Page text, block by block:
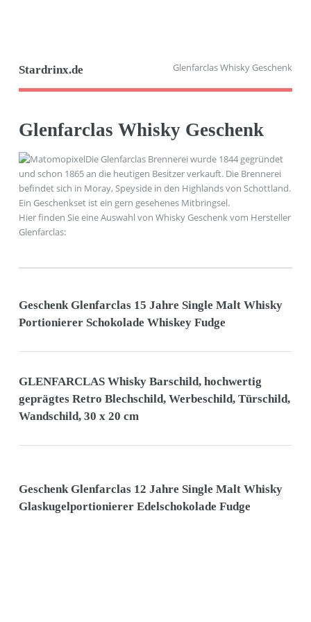
Stardrinx.de Glenfarclas Whisky Geschenk
Glenfarclas Whisky Geschenk
Die Glenfarclas Brennerei wurde 1844 gegründet
und schon 1865 an die heutigen Besitzer verkauft. Die Brennerei
befindet sich in Moray, Speyside in den Highlands von Schottland.
Ein Geschenkset ist ein gern gesehenes Mitbringsel.
Hier finden Sie eine Auswahl von Whisky Geschenk vom Hersteller
Glenfarclas:
Geschenk Glenfarclas 15 Jahre Single Malt Whisky
Portionierer Schokolade Whiskey Fudge
GLENFARCLAS Whisky Barschild, hochwertig
geprägtes Retro Blechschild, Werbeschild, Türschild,
Wandschild, 30 x 20 cm
Geschenk Glenfarclas 12 Jahre Single Malt Whisky
Glaskugelportionierer Edelschokolade Fudge